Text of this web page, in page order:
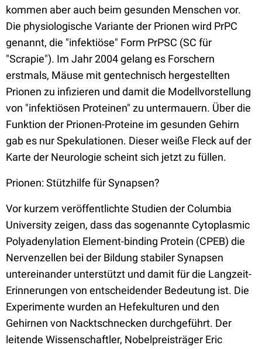
kommen aber auch beim gesunden Menschen vor.
Die physiologische Variante der Prionen wird PrPC
genannt, die "infektiöse" Form PrPSC (SC für
"Scrapie"). Im Jahr 2004 gelang es Forschern
erstmals, Mäuse mit gentechnisch hergestellten
Prionen zu infizieren und damit die Modellvorstellung
von "infektiösen Proteinen" zu untermauern. Über die
Funktion der Prionen-Proteine im gesunden Gehirn
gab es nur Spekulationen. Dieser weiße Fleck auf der
Karte der Neurologie scheint sich jetzt zu füllen.
Prionen: Stützhilfe für Synapsen?
Vor kurzem veröffentlichte Studien der Columbia
University zeigen, dass das sogenannte Cytoplasmic
Polyadenylation Element-binding Protein (CPEB) die
Nervenzellen bei der Bildung stabiler Synapsen
untereinander unterstützt und damit für die Langzeit-
Erinnerungen von entscheidender Bedeutung ist. Die
Experimente wurden an Hefekulturen und den
Gehirnen von Nacktschnecken durchgeführt. Der
leitende Wissenschaftler, Nobelpreisträger Eric